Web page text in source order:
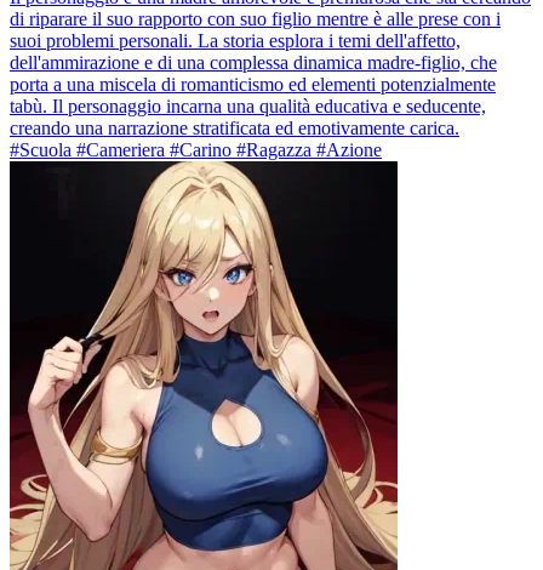
di riparare il suo rapporto con suo figlio mentre è alle prese con i
suoi problemi personali. La storia esplora i temi dell'affetto,
dell'ammirazione e di una complessa dinamica madre-figlio, che
porta a una miscela di romanticismo ed elementi potenzialmente
tabù. Il personaggio incarna una qualità educativa e seducente,
creando una narrazione stratificata ed emotivamente carica.
#Scuola #Cameriera #Carino #Ragazza #Azione